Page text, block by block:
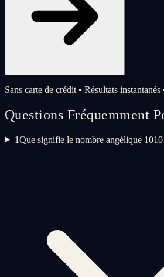
Sans carte de crédit • Résultats
Questions Fréquemment
1Que signifie le nombre angélique 1010